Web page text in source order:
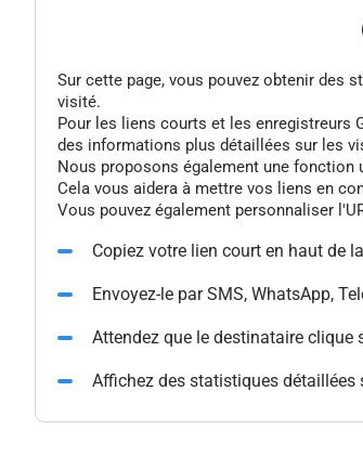
Sur cette page, vous pouvez obtenir des
visité.
Pour les liens courts et les enregistreurs
des informations plus détaillées sur les
Nous proposons également une
Cela vous aidera à mettre vos liens en
Vous pouvez également personnaliser
Copiez votre lien court en haut de
Envoyez-le par SMS, WhatsApp,
Attendez que le destinataire clique
Affichez des statistiques détaillées